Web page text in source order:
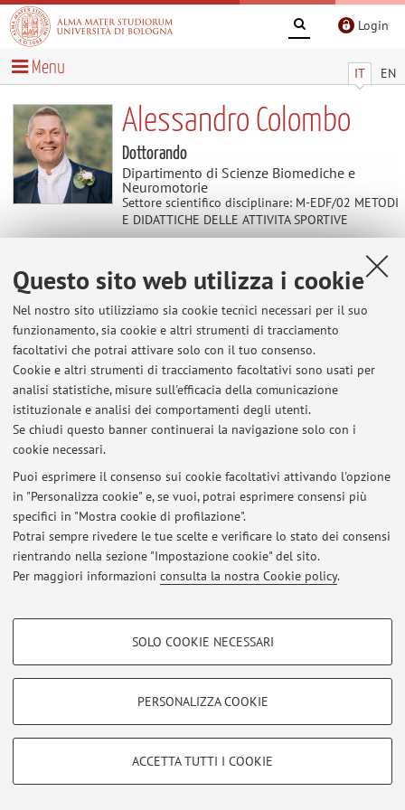
Questo sito web utilizza i cookie
Nel nostro sito utilizziamo sia cookie tecnici necessari per il suo
funzionamento, sia cookie e altri strumenti di tracciamento
facoltativi che potrai attivare solo con il tuo consenso.
Cookie e altri strumenti di tracciamento facoltativi sono usati per
analisi statistiche, misure sull'efficacia della comunicazione
istituzionale e analisi dei comportamenti degli utenti.
Se chiudi questo banner continuerai la navigazione solo con i
cookie necessari.
Puoi esprimere il consenso sui cookie facoltativi attivando l'opzione
in "Personalizza cookie" e, se vuoi, potrai esprimere consensi più
specifici in "Mostra cookie di profilazione".
Potrai sempre rivedere le tue scelte e verificare lo stato dei consensi
rientrando nella sezione "Impostazione cookie" del sito.
Per maggiori informazioni consulta la nostra Cookie policy.
COOKIE DI PROFILAZIONE - FACOLTATIVI
COOKIE TECNICI - NECESSARI
Si tratta di cookie tecnici utilizzati, a titolo esemplificativo, per il corretto
SOLO COOKIE NECESSARI
PERSONALIZZA COOKIE
ACCETTA TUTTI I COOKIE
Login
IT EN
Menu
Alessandro Colombo
Dottorando
Dipartimento di Scienze Biomediche e
Neuromotorie
Settore scientifico disciplinare: M-EDF/02 METODI
E DIDATTICHE DELLE ATTIVITA SPORTIVE
Avvisi
Al momento non sono presenti avvisi.
Area riservata
Accedi tramite loginper gestire tutti i contenuti del sito.
© 2026 - ALMA MATER STUDIORUM - Università di Bologna - Via
Zamboni, 33 - 40126 Bologna - Partita IVA: 01131710376
Privacy|Note legali|Impostazioni Cookie